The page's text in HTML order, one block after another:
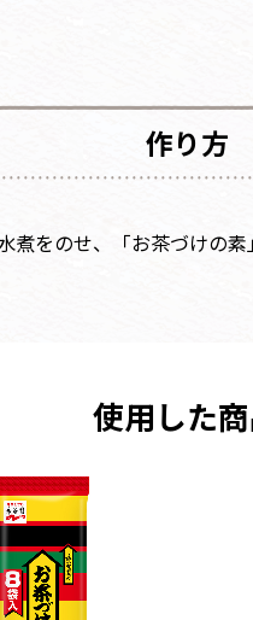
作り方
をのせ、「お茶づけの
使用した